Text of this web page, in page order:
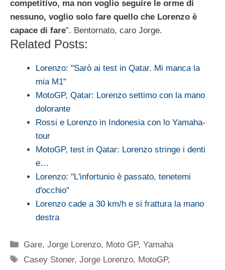
competitivo, ma non voglio seguire le orme di
nessuno, voglio solo fare quello che Lorenzo è
capace di fare”. Bentornato, caro Jorge.
Related Posts:
Lorenzo: "Sarò ai test in Qatar. Mi manca la
mia M1"
MotoGP, Qatar: Lorenzo settimo con la mano
dolorante
Rossi e Lorenzo in Indonesia con lo Yamaha-
tour
MotoGP, test in Qatar: Lorenzo stringe i denti
e…
Lorenzo: "L'infortunio è passato, tenetemi
d'occhio"
Lorenzo cade a 30 km/h e si frattura la mano
destra
Categorie
Gare,Jorge Lorenzo, Moto GP,Yamaha
Tag
Casey Stoner,Jorge Lorenzo, MotoGP,